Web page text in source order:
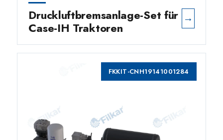
Druckluftbremsanlage-Set für
Case-IH Traktoren
→
FKKIT-CNH19141001284